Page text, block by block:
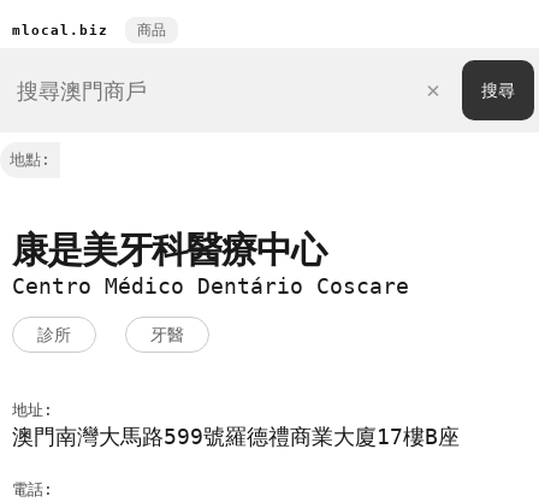
mlocal.biz 商品
地點:
康是美牙科醫療中心
Centro Médico Dentário Coscare
診所 牙醫
地址:
澳門南灣大馬路599號羅德禮商業大廈17樓B座
電話: